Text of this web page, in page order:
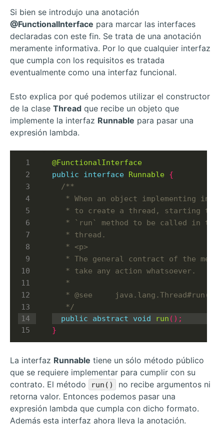
Si bien se introdujo una anotación
@FunctionalInterface para marcar las interfaces
declaradas con este fin. Se trata de una anotación
meramente informativa. Por lo que cualquier interfaz
que cumpla con los requisitos es tratada
eventualmente como una interfaz funcional.
Esto explica por qué podemos utilizar el constructor
de la clase Thread que recibe un objeto que
implemente la interfaz Runnable para pasar una
expresión lambda.
@FunctionalInterface
public
interface Runnable {
   */
public
abstract void run ();
}
La interfaz Runnable tiene un sólo método público
que se requiere implementar para cumplir con su
contrato. El método
run()
no recibe argumentos ni
retorna valor. Entonces podemos pasar una
expresión lambda que cumpla con dicho formato.
Además esta interfaz ahora lleva la anotación.